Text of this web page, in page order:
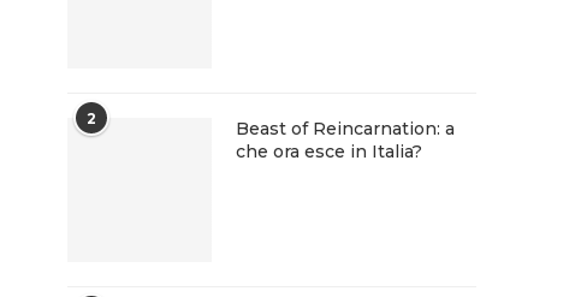
2
Beast of Reincarnation: a
che ora esce in Italia?